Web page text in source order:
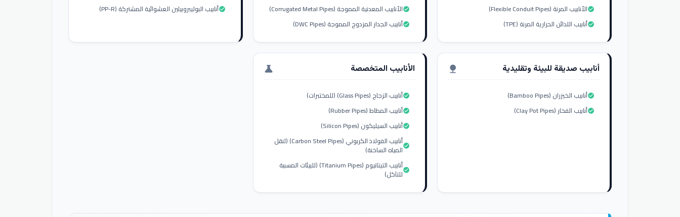
الأنابيب المرنة (Flexible Conduit Pipes)check_circle
أنابيب اللدائن الحرارية المرنة (TPE)check_circle
الأنابيب المعدنية المموجة (Corrugated Metal Pipes)check_circle
أنابيب الجدار المزدوج المموجة (DWC Pipes)check_circle
أنابيب البوليبروبيلين العشوائية المشتركة (PP-R)check_circle
أنابيب صديقة للبيئة وتقليدية nature
أنابيب الخيزران (Bamboo Pipes)check_circle
أنابيب الفخار (Clay Pot Pipes)check_circle
الأنابيب المتخصصة science
أنابيب الزجاج (Glass Pipes) (للمختبرات)check_circle
أنابيب المطاط (Rubber Pipes)check_circle
أنابيب السيليكون (Silicon Pipes)check_circle
أنابيب الفولاذ الكربوني (Carbon Steel Pipes) (لنقل
المياه الساخنة)check_circle
أنابيب التيتانيوم (Titanium Pipes) (للبيئات المسببة
للتآكل)check_circle